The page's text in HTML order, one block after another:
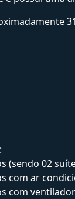
(sendo 02
com ar
com